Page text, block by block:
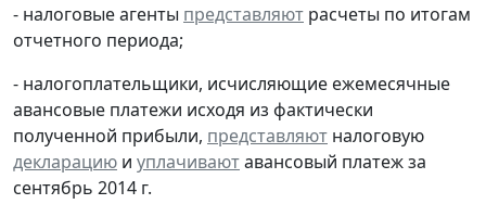
- налоговые агенты представляют расчеты по итогам
отчетного периода;
- налогоплательщики, исчисляющие ежемесячные
авансовые платежи исходя из фактически
полученной прибыли, представляют налоговую
декларацию и уплачиваютавансовый платеж за
сентябрь 2014 г.